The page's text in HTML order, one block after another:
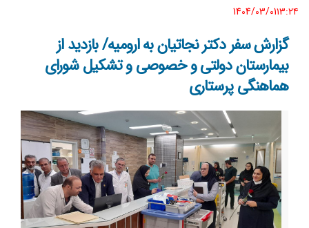
1404/03/01١٣:٢٤
گزارش سفر دکتر نجاتیان به ارومیه/ بازدید از
بیمارستان دولتی و خصوصی و تشکیل شورای
هماهنگی پرستاری